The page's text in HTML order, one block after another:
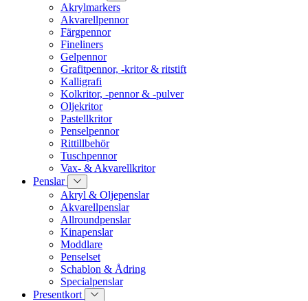
Akrylmarkers
Akvarellpennor
Färgpennor
Fineliners
Gelpennor
Grafitpennor, -kritor & ritstift
Kalligrafi
Kolkritor, -pennor & -pulver
Oljekritor
Pastellkritor
Penselpennor
Rittillbehör
Tuschpennor
Vax- & Akvarellkritor
Penslar
Akryl & Oljepenslar
Akvarellpenslar
Allroundpenslar
Kinapenslar
Moddlare
Penselset
Schablon & Ådring
Specialpenslar
Presentkort